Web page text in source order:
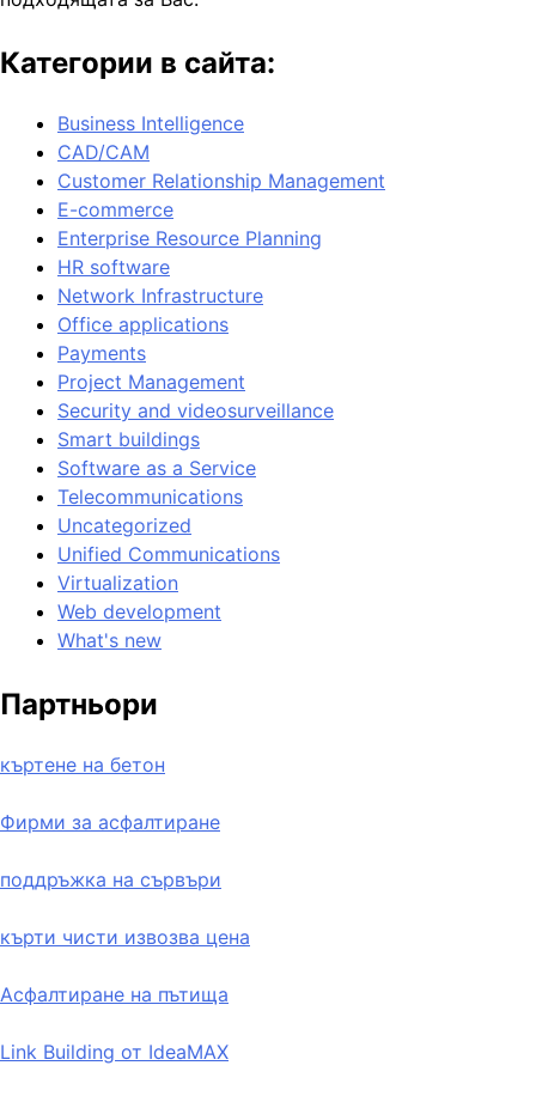
Категории в сайта:
Business Intelligence
CAD/CAM
Customer Relationship Management
E-commerce
Enterprise Resource Planning
HR software
Network Infrastructure
Office applications
Payments
Project Management
Security and videosurveillance
Smart buildings
Software as a Service
Telecommunications
Uncategorized
Unified Communications
Virtualization
Web development
What's new
Партньори
къртене на бетон
Фирми за асфалтиране
поддръжка на сървъри
кърти чисти извозва цена
Асфалтиране на пътища
Link Building от IdeaMAX